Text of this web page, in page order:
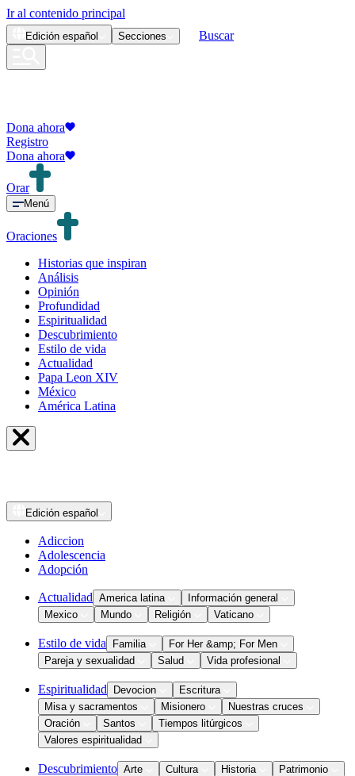
Ir al contenido principal
Edición español Secciones Buscar
Dona ahora
Registro
Dona ahora
Orar
Menú
Oraciones
Historias que inspiran
Análisis
Opinión
Profundidad
Espiritualidad
Descubrimiento
Estilo de vida
Actualidad
Papa Leon XIV
México
América Latina
Edición español
Adiccion
Adolescencia
Adopción
Actualidad America latina
Información general
Mexico
Mundo Religión Vaticano
Estilo de vida Familia
For Her &amp; For Men
Pareja y sexualidad
Salud Vida profesional
Espiritualidad Devocion
Escritura
Misa y sacramentos
Misionero
Nuestras cruces
Oración
Santos
Tiempos litúrgicos
Valores espiritualidad
Descubrimiento Arte Cultura Historia
Patrimonio